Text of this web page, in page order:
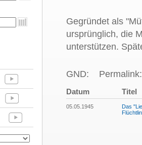
Gegründet als
ursprünglich, die
unterstützen.
GND:
Datum Titel
05.05.1945
Das